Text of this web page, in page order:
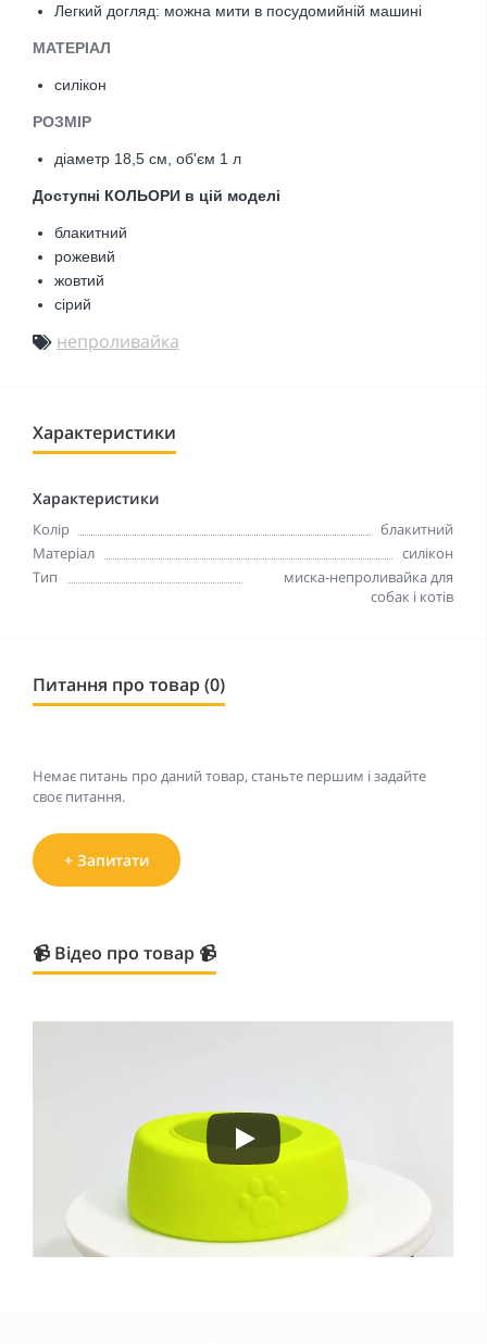
Легкий догляд: можна мити в посудомийній машині
МАТЕРІАЛ
силікон
РОЗМІР
діаметр 18,5 см, об'єм 1 л
Доступні КОЛЬОРИ в цій моделі
блакитний
рожевий
жовтий
сірий
непроливайка
Характеристики
Характеристики
Колір
блакитний
Матеріал
силікон
Тип
миска-непроливайка для
собак і котів
Питання про товар (0)
Немає питань про даний товар, станьте першим і задайте
своє питання.
+ Запитати
📹 Відео про товар 📹